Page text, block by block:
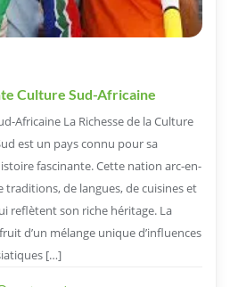
Culture Sud-Africaine
Africaine La Richesse de la Culture
est un pays connu pour sa
fascinante. Cette nation arc-en-
de langues, de cuisines et
reflètent son riche héritage. La
d’un mélange unique d’influences
[…]